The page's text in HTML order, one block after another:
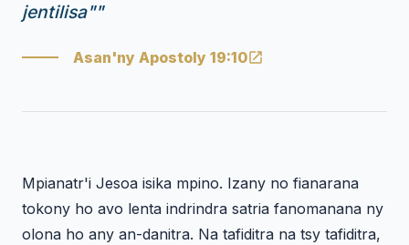
jentilisa""
Asan'ny Apostoly 19:10
Mpianatr'i Jesoa isika mpino. Izany no fianarana
tokony ho avo lenta indrindra satria fanomanana ny
olona ho any an-danitra. Na tafiditra na tsy tafiditra,